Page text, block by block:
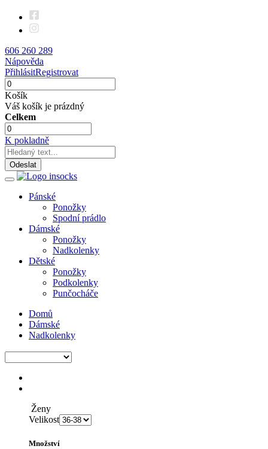
606 260 289
Nápověda
PřihlásitRegistrovat
Košík
Váš košík je prázdný
Celkem
K pokladně
Odeslat
Pánské
Ponožky
Spodní prádlo
Dámské
Ponožky
Nadkolenky
Dětské
Ponožky
Podkolenky
Punčocháče
Domů
Dámské
Nadkolenky
Ženy
Velikost
Množství